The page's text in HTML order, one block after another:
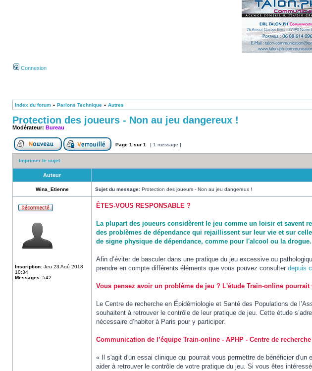
Connexion
Index du forum » Parlons Technique » Autres
Protection des joueurs - Non au jeu dangereux !
Modérateur: Bureau
Page 1 sur 1 [ 1 message ]
Imprimer le sujet
Auteur
Wina_Etienne Sujet du message: Protection des joueurs - Non au jeu dangereux !
Inscription: Jeu 23 Aoû 2018
10:34
Messages: 542
ÊTES-VOUS RESPONSABLE ?
La plupart des joueurs considèrent le jeu comme un loisir et savent
des problèmes de dépendance qui rejaillissent sur leur vie et sur
de signe physique de dépendance, comme pour l'alcool ou la drogue.
Afin d’éviter de basculer dans une pratique du jeu excessive ou
prendre en compte différents éléments que vous pouvez consulter depuis
Vous pensez avoir un problème de jeu ? L'étude Train-online pourrait
Le Centre de recherche en Épidémiologie et Santé des Populations de
souhaitent à retrouver le contrôle de leur pratique de jeu. Cette étude
nécessaire d’habiter à Paris pour y participer.
Communication de l’équipe Train-online - APHP - Centre de
« Il s'agit d'un essai clinique qui pourrait vous permettre de bénéficier
aider à retrouver le contrôle de votre pratique du jeu. Si vous êtes